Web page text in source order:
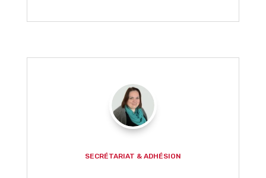

SECRÉTARIAT & ADHÉSION